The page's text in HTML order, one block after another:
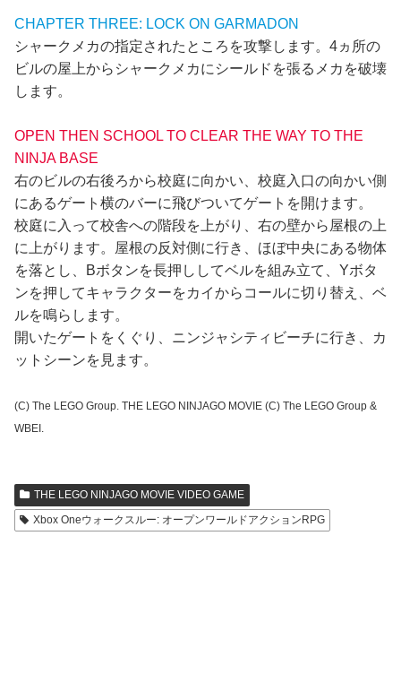
CHAPTER THREE: LOCK ON GARMADON
シャークメカの指定されたところを攻撃します。4ヵ所の
ビルの屋上からシャークメカにシールドを張るメカを破壊
します。
OPEN THEN SCHOOL TO CLEAR THE WAY TO THE
NINJA BASE
右のビルの右後ろから校庭に向かい、校庭入口の向かい側
にあるゲート横のバーに飛びついてゲートを開けます。
校庭に入って校舎への階段を上がり、右の壁から屋根の上
に上がります。屋根の反対側に行き、ほぼ中央にある物体
を落とし、Bボタンを長押ししてベルを組み立て、Yボタ
ンを押してキャラクターをカイからコールに切り替え、ベ
ルを鳴らします。
開いたゲートをくぐり、ニンジャシティビーチに行き、カ
ットシーンを見ます。
(C) The LEGO Group. THE LEGO NINJAGO MOVIE (C) The LEGO Group &
WBEI.
THE LEGO NINJAGO MOVIE VIDEO GAME
Xbox Oneウォークスルー: オープンワールドアクションRPG